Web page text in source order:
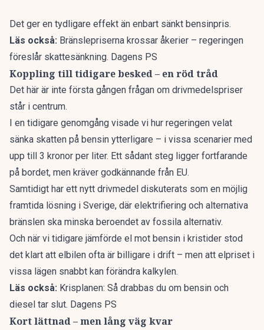
Det ger en tydligare effekt än enbart sänkt bensinpris.
Läs också: Bränslepriserna krossar åkerier – regeringen
föreslår skattesänkning. Dagens PS
Koppling till tidigare besked – en röd tråd
Det här är inte första gången frågan om drivmedelspriser
står i centrum.
I en tidigare genomgång visade vi hur regeringen velat
sänka skatten på bensin ytterligare – i vissa scenarier med
upp till 3 kronor per liter. Ett sådant steg ligger fortfarande
på bordet, men kräver godkännande från EU.
Samtidigt har ett nytt drivmedel diskuterats som en möjlig
framtida lösning i Sverige, där elektrifiering och alternativa
bränslen ska minska beroendet av fossila alternativ.
Och när vi tidigare jämförde el mot bensin i kristider stod
det klart att elbilen ofta är billigare i drift – men att elpriset i
vissa lägen snabbt kan förändra kalkylen.
Läs också: Krisplanen: Så drabbas du om bensin och
diesel tar slut. Dagens PS
Kort lättnad – men lång väg kvar